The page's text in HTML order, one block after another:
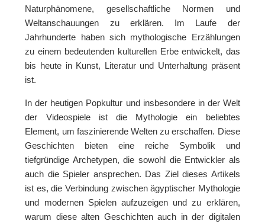
Naturphänomene, gesellschaftliche Normen und
Weltanschauungen zu erklären. Im Laufe der
Jahrhunderte haben sich mythologische Erzählungen
zu einem bedeutenden kulturellen Erbe entwickelt, das
bis heute in Kunst, Literatur und Unterhaltung präsent
ist.
In der heutigen Popkultur und insbesondere in der Welt
der Videospiele ist die Mythologie ein beliebtes
Element, um faszinierende Welten zu erschaffen. Diese
Geschichten bieten eine reiche Symbolik und
tiefgründige Archetypen, die sowohl die Entwickler als
auch die Spieler ansprechen. Das Ziel dieses Artikels
ist es, die Verbindung zwischen ägyptischer Mythologie
und modernen Spielen aufzuzeigen und zu erklären,
warum diese alten Geschichten auch in der digitalen